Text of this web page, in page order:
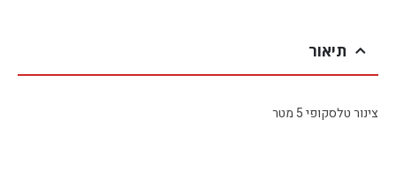
תיאור
צינור טלסקופי 5 מטר